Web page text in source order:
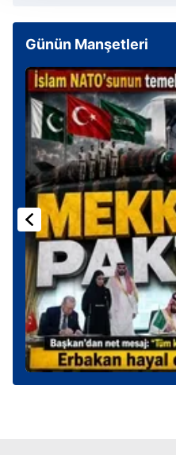
gösterilmeyecektir."
Sizlere daha iyi bir hizmet
Sitemizde kendimize ve
kullanılmaktadır. Bu
verileriniz işlenmekte olup
toplumu hizmetlerinin
kullanılmaktadır. Diğer
kılınması ve
reklam/pazarlama
sınırlı olarak açık rızanız
Çerezlere ilişkin
vasıtasıyla
için Ayarlar butonuna
Metnimiziziyaret
6698 sayılı Kişisel Verilerin
Günün Manşetleri